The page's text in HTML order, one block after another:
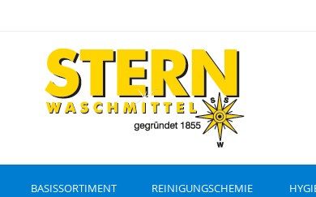
u
m
BASISSORTIMENT REINIGUNGSCHEMIE